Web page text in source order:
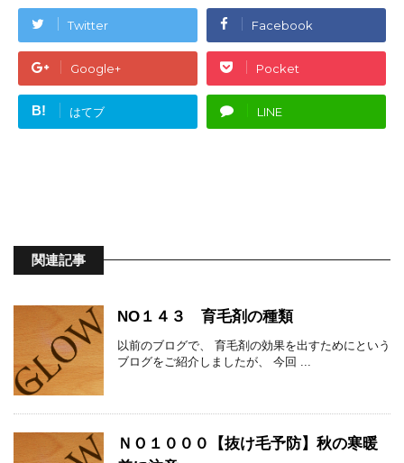
Twitter Facebook
Google+ Pocket
B! はてブ LINE
関連記事
NO１４３ 育毛剤の種類
以前のブログで、 育毛剤の効果を出すためにという
ブログをご紹介しましたが、 今回 ...
ＮＯ１０００【抜け毛予防】秋の寒暖